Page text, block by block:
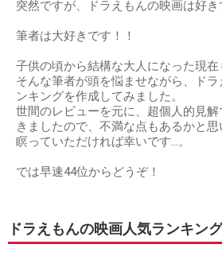
突然ですが、ドラえもんの映画は好き
筆者は大好きです！！
子供の頃から結構な大人になった現在
そんな筆者が頭を悩ませながら、ド
ンキングを作成してみました。
世間のレビューを元に、超個人的見
きましたので、不満な点もあるかと
瞑っていただければ幸いです…。
では早速44位からどうぞ！
ドラえもんの映画人気ランキン